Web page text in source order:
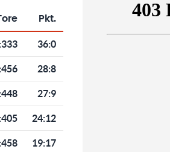
Pkt.
:333 36:0
:456 28:8
:448 27:9
:405 24:12
:458 19:17